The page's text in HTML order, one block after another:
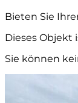
Bieten Sie
Dieses Objekt
Sie können